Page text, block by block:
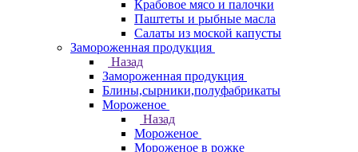
Крабовое мясо и палочки
Паштеты и рыбные масла
Салаты из моской капусты
Замороженная продукция
Назад
Замороженная продукция
Блины,сырники,полуфабрикаты
Мороженое
Назад
Мороженое
Мороженое в рожке